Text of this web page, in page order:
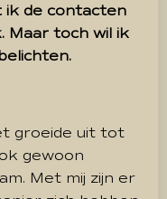
ik de contacten
Maar toch wil ik
groeide uit tot
gewoon
Met mij zijn er